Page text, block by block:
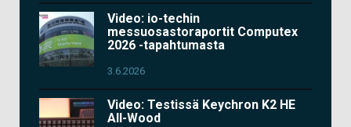
Video: io-techin
messuosastoraportit Computex
2026 -tapahtumasta
3.6.2026
Video: Testissä Keychron K2 HE
All-Wood